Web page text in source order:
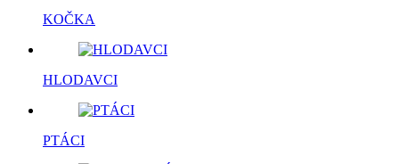
KOČKA
HLODAVCI
PTÁCI